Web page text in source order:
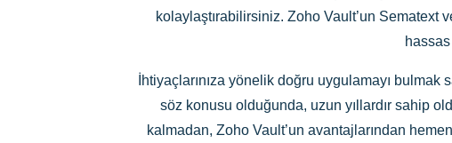
kolaylaştırabilirsiniz. Zoho Vault’un
İhtiyaçlarınıza yönelik doğru uygulamayı bulmak
söz konusu olduğunda, uzun yıllardır sahip
kalmadan, Zoho Vault’un avantajlarından